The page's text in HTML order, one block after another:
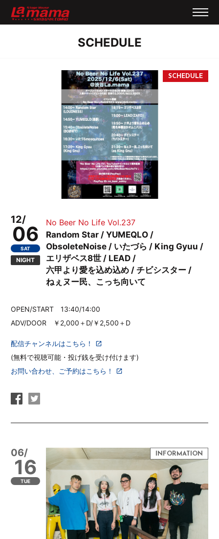
SCHEDULE
12/
06
SAT
NIGHT
No Beer No Life Vol.237
Random Star / YUMEQLO /
ObsoleteNoise / いたづら / King Gyuu /
エリザベス8世 / LEAD /
六甲より愛を込め込め / チビシスター /
ねぇヌー民、こっち向いて
OPEN/START 13:40/14:00
ADV/DOOR ￥2,000＋D/￥2,500＋D
配信チャンネルはこちら！
(無料で視聴可能・投げ銭を受け付けます)
お問い合わせ、ご予約はこちら！
06/
16
TUE